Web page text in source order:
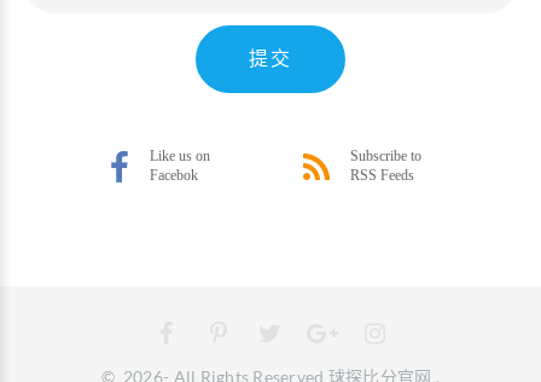
提交
© 2026- All Rights Reserved 球探比分官网 .